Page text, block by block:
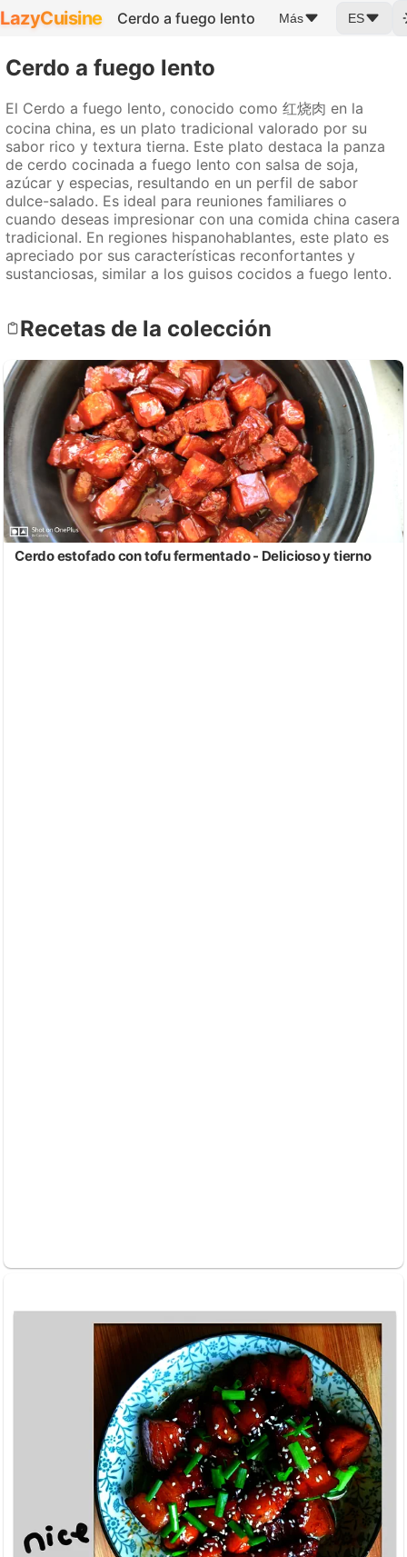
LazyCuisine Cerdo a fuego lento Más ES
Cerdo a fuego lento
El Cerdo a fuego lento, conocido como 红烧肉 en la
cocina china, es un plato tradicional valorado por su
sabor rico y textura tierna. Este plato destaca la panza
de cerdo cocinada a fuego lento con salsa de soja,
azúcar y especias, resultando en un perfil de sabor
dulce-salado. Es ideal para reuniones familiares o
cuando deseas impresionar con una comida china casera
tradicional. En regiones hispanohablantes, este plato es
apreciado por sus características reconfortantes y
sustanciosas, similar a los guisos cocidos a fuego lento.
Recetas de la colección
Cerdo estofado con tofu fermentado - Delicioso y tierno